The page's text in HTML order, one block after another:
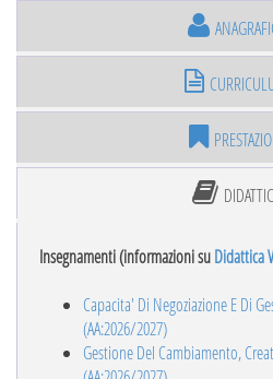
Insegnamenti (informazioni suDidattica
Capacita' Di Negoziazione E Di
(AA:2026/2027)
Gestione Del Cambiamento,